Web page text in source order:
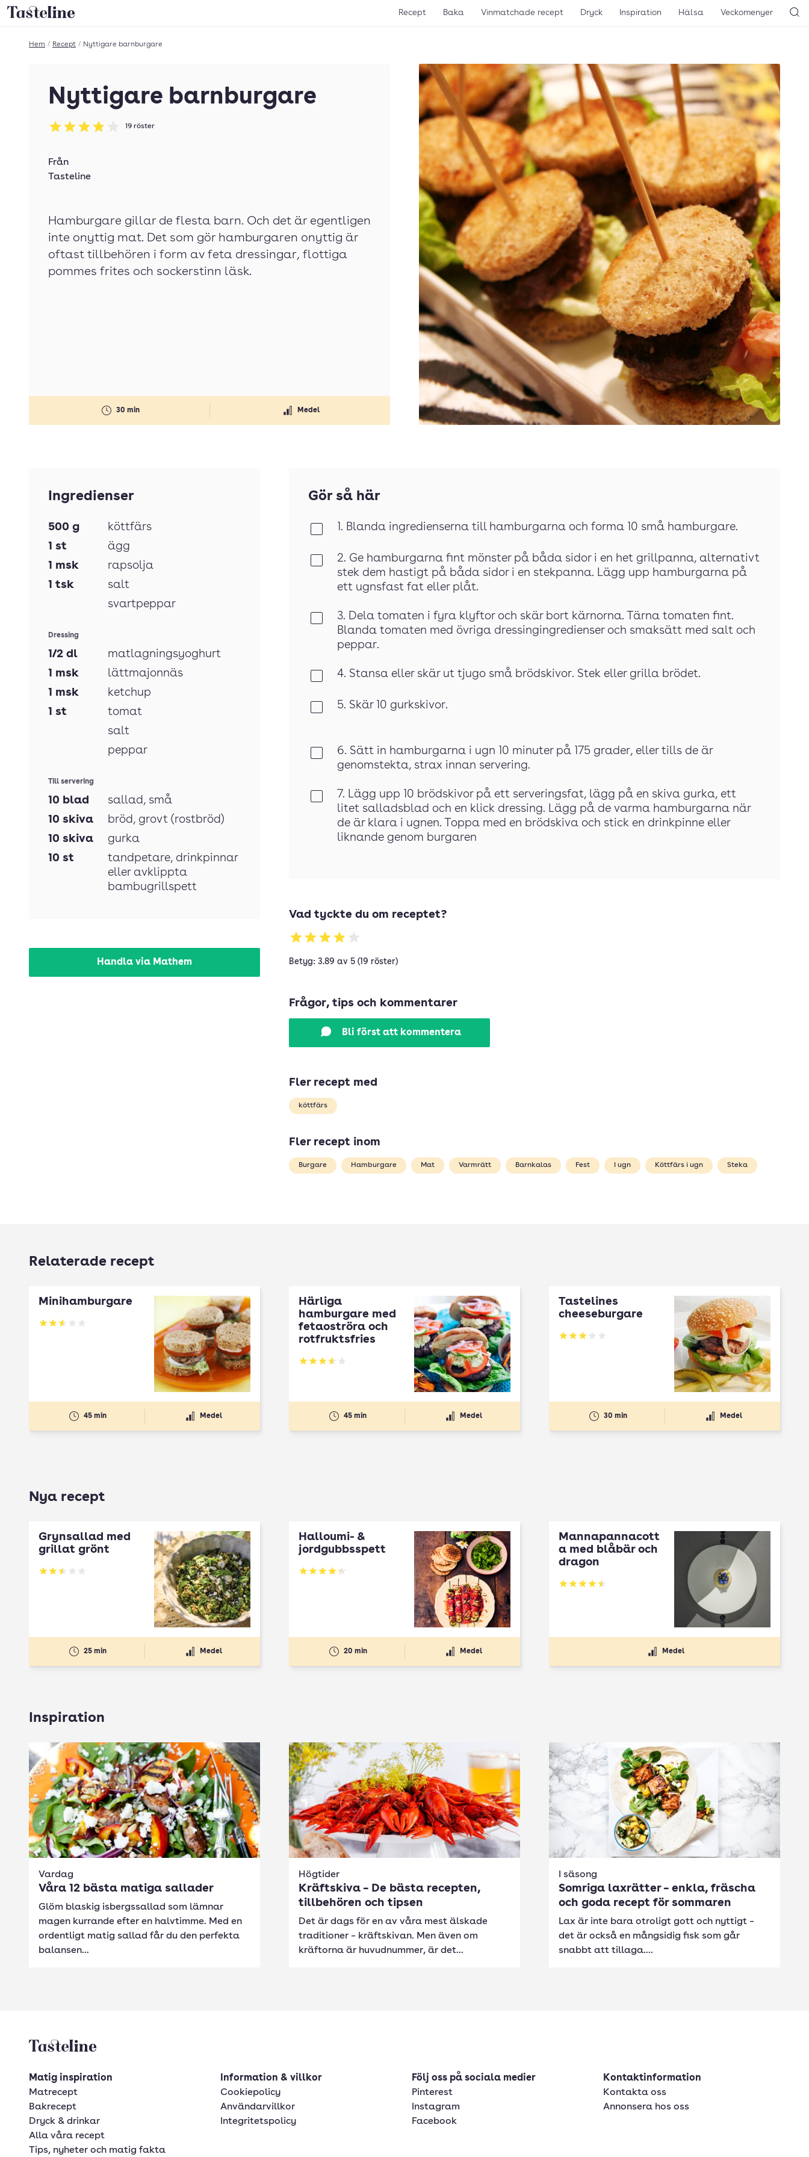
Till Tastelines startsida Recept Baka Vinmatchade recept Dryck Inspiration Hälsa Veckomenyer
Hem / Recept / Nyttigare barnburgare
Nyttigare barnburgare
Betyg: 3.89 av 5
19 röster
30 min Medel
Från
Tasteline
Hamburgare gillar de flesta barn. Och det är egentligen
inte onyttig mat. Det som gör hamburgaren onyttig är
oftast tillbehören i form av feta dressingar, flottiga
pommes frites och sockerstinn läsk.
Ingredienser
500 g
köttfärs
1 st
ägg
1 msk
rapsolja
1 tsk
salt
svartpeppar
Dressing
1/2 dl
matlagningsyoghurt
1 msk
lättmajonnäs
1 msk
ketchup
1 st
tomat
salt
peppar
Till servering
10 blad sallad, små
10 skiva bröd, grovt (rostbröd)
10 skiva
gurka
10 st tandpetare, drinkpinnar
eller avklippta
bambugrillspett
Handla via Mathem
Gör så här
1. Blanda ingredienserna till hamburgarna och forma 10 små hamburgare.
2. Ge hamburgarna fint mönster på båda sidor i en het grillpanna, alternativt
stek dem hastigt på båda sidor i en stekpanna. Lägg upp hamburgarna på
ett ugnsfast fat eller plåt.
3. Dela tomaten i fyra klyftor och skär bort kärnorna. Tärna tomaten fint.
Blanda tomaten med övriga dressingingredienser och smaksätt med salt och
peppar.
4. Stansa eller skär ut tjugo små brödskivor. Stek eller grilla brödet.
5. Skär 10 gurkskivor.
6. Sätt in hamburgarna i ugn 10 minuter på 175 grader, eller tills de är
genomstekta, strax innan servering.
7. Lägg upp 10 brödskivor på ett serveringsfat, lägg på en skiva gurka, ett
litet salladsblad och en klick dressing. Lägg på de varma hamburgarna när
de är klara i ugnen. Toppa med en brödskiva och stick en drinkpinne eller
liknande genom burgaren
Vad tyckte du om receptet?
Betyg: 3.89 av 5 (19 röster)
Frågor, tips och kommentarer
Bli först att kommentera
Fler recept med
köttfärs
Fler recept inom
Burgare Hamburgare Mat Varmrätt Barnkalas Fest I ugn Köttfärs i ugn Steka
Relaterade recept
Minihamburgare
Betyg: 2.6 av 5
45 min Medel
Härliga
hamburgare med
fetaoströra och
rotfruktsfries
Betyg: 3.59 av 5
45 min Medel
Tastelines
cheeseburgare
Betyg: 2.96 av 5
30 min Medel
Nya recept
Grynsallad med
grillat grönt
Betyg: 2.5 av 5
25 min Medel
Halloumi- &
jordgubbsspett
Betyg: 4.3 av 5
20 min Medel
Mannapannacott
a med blåbär och
dragon
Betyg: 4.5 av 5
Medel
Inspiration
Vardag
Våra 12 bästa matiga sallader
Glöm blaskig isbergssallad som lämnar
magen kurrande efter en halvtimme. Med en
ordentligt matig sallad får du den perfekta
balansen...
Högtider
Kräftskiva – De bästa recepten,
tillbehören och tipsen
Det är dags för en av våra mest älskade
traditioner – kräftskivan. Men även om
kräftorna är huvudnummer, är det...
I säsong
Somriga laxrätter – enkla, fräscha
och goda recept för sommaren
Lax är inte bara otroligt gott och nyttigt –
det är också en mångsidig fisk som går
snabbt att tillaga....
Tasteline startsida
Matig inspiration
Matrecept
Bakrecept
Dryck & drinkar
Alla våra recept
Tips, nyheter och matig fakta
Information & villkor
Cookiepolicy
Användarvillkor
Integritetspolicy
Följ oss på sociala medier
Pinterest
Instagram
Facebook
Kontaktinformation
Kontakta oss
Annonsera hos oss